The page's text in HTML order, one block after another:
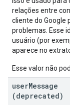
relações entre
cliente do Google
problemas. Esse
usuário (por
aparece no
Esse valor não
userMessage
(deprecated)